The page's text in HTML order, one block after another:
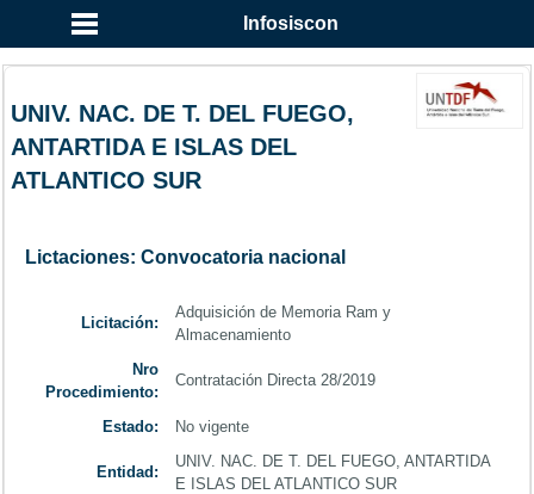
Infosiscon
UNIV. NAC. DE T. DEL FUEGO,
ANTARTIDA E ISLAS DEL
ATLANTICO SUR
Lictaciones: Convocatoria nacional
Licitación:
Adquisición de Memoria Ram y
Almacenamiento
Nro
Procedimiento:
Contratación Directa 28/2019
Estado: No vigente
Entidad:
UNIV. NAC. DE T. DEL FUEGO, ANTARTIDA
E ISLAS DEL ATLANTICO SUR